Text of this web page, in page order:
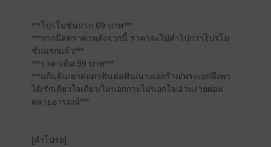
***โปรโมชั่นแรก 69 บาท***
***หากมีลดราคาหลังจากนี้ ราคาจะไม่ต่ำไปกว่าโปรโม
ชั่นแรกแล้ว***
***ราคาเต็ม 99 บาท***
***แก้แค้น/ตาต่อตาฟันต่อฟัน/นางเอกร้าย/พระเอกพึ่งพา
ได้/รักเดียวใจเดียว/ไม่นอกกายไม่นอกใจ/อ่านง่ายผ่อน
คลายอารมณ์***
[คำโปรย]